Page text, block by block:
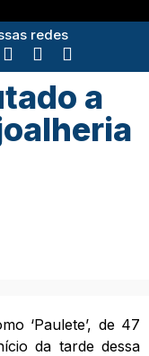
redes
a
‘Paulete’, de 47
da tarde dessa